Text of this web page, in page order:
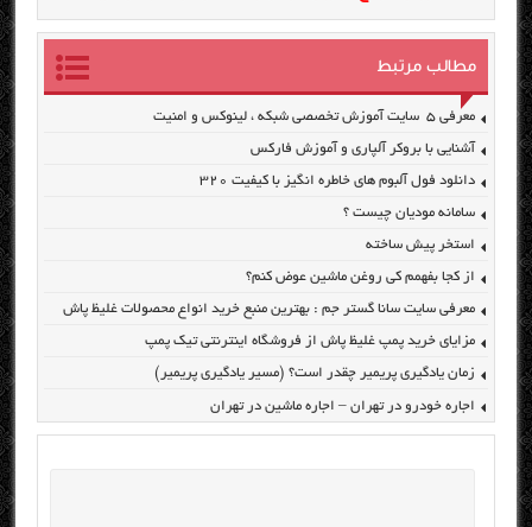
مطالب مرتبط
معرفی ۵ سایت آموزش تخصصی شبکه ، لینوکس و امنیت
آشنایی با بروکر آلپاری و آموزش فارکس
دانلود فول آلبوم های خاطره انگیز با کیفیت ۳۲۰
سامانه مودیان چیست ؟
استخر پیش ساخته
از کجا بفهمم کی روغن ماشین عوض کنم؟
معرفی سایت سانا گستر جم : بهترین منبع خرید انواع محصولات غلیظ پاش
مزایای خرید پمپ غلیظ پاش از فروشگاه اینترنتی تیک پمپ
زمان یادگیری پریمیر چقدر است؟ (مسیر یادگیری پریمیر)
اجاره خودرو در تهران – اجاره ماشین در تهران